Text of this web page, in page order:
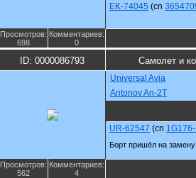
EK-74045 (cn
Просмотров:
698
Комментариев:
0
ID: 0000086793 Самолет и
Universal Avia
Antonov An-2T
UR-62547 (cn
Борт пришёл на
Просмотров:
562
Комментариев:
4